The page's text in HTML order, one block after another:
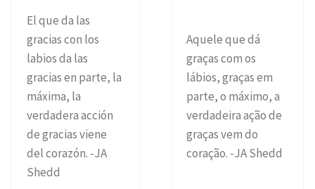
El que da las
gracias con los
labios da las
gracias en parte, la
máxima, la
verdadera acción
de gracias viene
del corazón. -JA
Shedd
Aquele que dá
graças com os
lábios, graças em
parte, o máximo, a
verdadeira ação de
graças vem do
coração. -JA Shedd